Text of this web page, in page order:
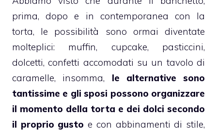
prima, dopo e in contemporanea con la
torta, le possibilità sono ormai diventate
molteplici: muffin, cupcake, pasticcini,
dolcetti,confetti accomodati su un tavolo di
caramelle, insomma, le alternative sono
tantissime e gli sposi possono organizzare
il momento della torta e dei dolci secondo
il proprio gusto e con abbinamenti di stile,